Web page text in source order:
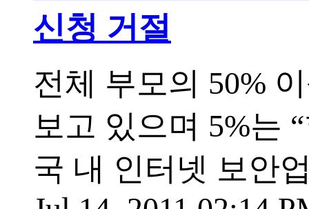
신청 거절
전체 부모의 50%
보고 있으며 5%는
국 내 인터넷 보안